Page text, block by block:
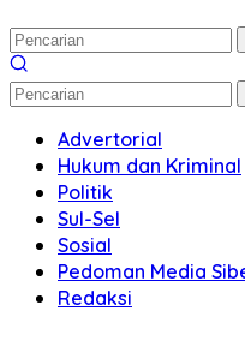
Advertorial
Hukum dan Kriminal
Politik
Sul-Sel
Sosial
Pedoman Media
Redaksi